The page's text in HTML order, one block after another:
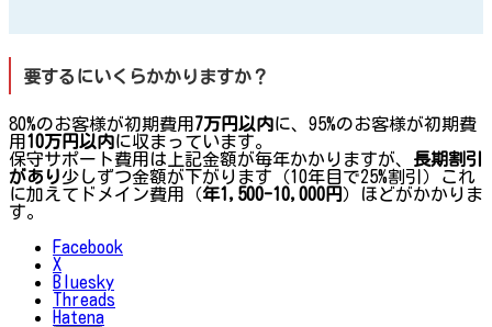
要するにいくらかかりますか？
80%のお客様が初期費用 7万円以内に、95%のお客様が初期費
用 10万円以内に収まっています。
保守サポート費用は上記金額が毎年かかりますが、 長期割引
があり少しずつ金額が下がります（10年目で25%割引）これ
に加えてドメイン費用（年1,500-10,000円 ）ほどがかかりま
す。
Facebook
X
Bluesky
Threads
Hatena